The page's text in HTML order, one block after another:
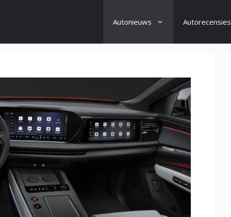
Autonieuws Autorecensies